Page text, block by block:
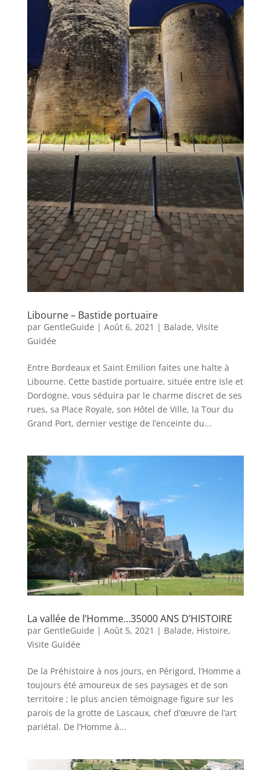
Libourne – Bastide portuaire
par GentleGuide | Août 6, 2021 | Balade, Visite
Guidée
Entre Bordeaux et Saint Emilion faites une halte à
Libourne. Cette bastide portuaire, située entre Isle et
Dordogne, vous séduira par le charme discret de ses
rues, sa Place Royale, son Hôtel de Ville, la Tour du
Grand Port, dernier vestige de l’enceinte du...
La vallée de l’Homme…35000 ANS D’HISTOIRE
par GentleGuide | Août 5, 2021 | Balade, Histoire,
Visite Guidée
De la Préhistoire à nos jours, en Périgord, l’Homme a
toujours été amoureux de ses paysages et de son
territoire ; le plus ancien témoignage figure sur les
parois de la grotte de Lascaux, chef d’œuvre de l’art
pariétal. De l’Homme à...